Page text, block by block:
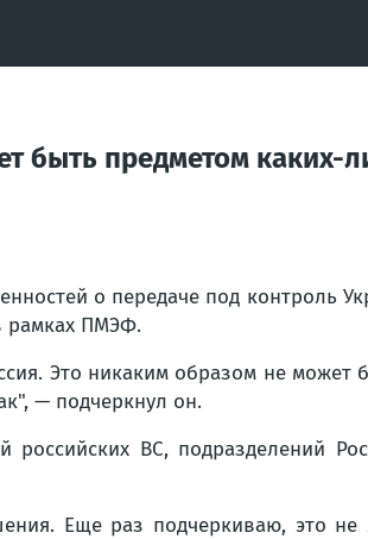
предметом каких-
о передаче под контроль
рамках ПМЭФ.
Это никаким образом не может
— подчеркнул он.
ВС, подразделений
Еще раз подчеркиваю, это